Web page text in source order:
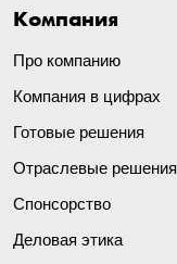
Компания
Про компанию
Компания в цифрах
Готовые решения
Отраслевые решения
Спонсорство
Деловая этика